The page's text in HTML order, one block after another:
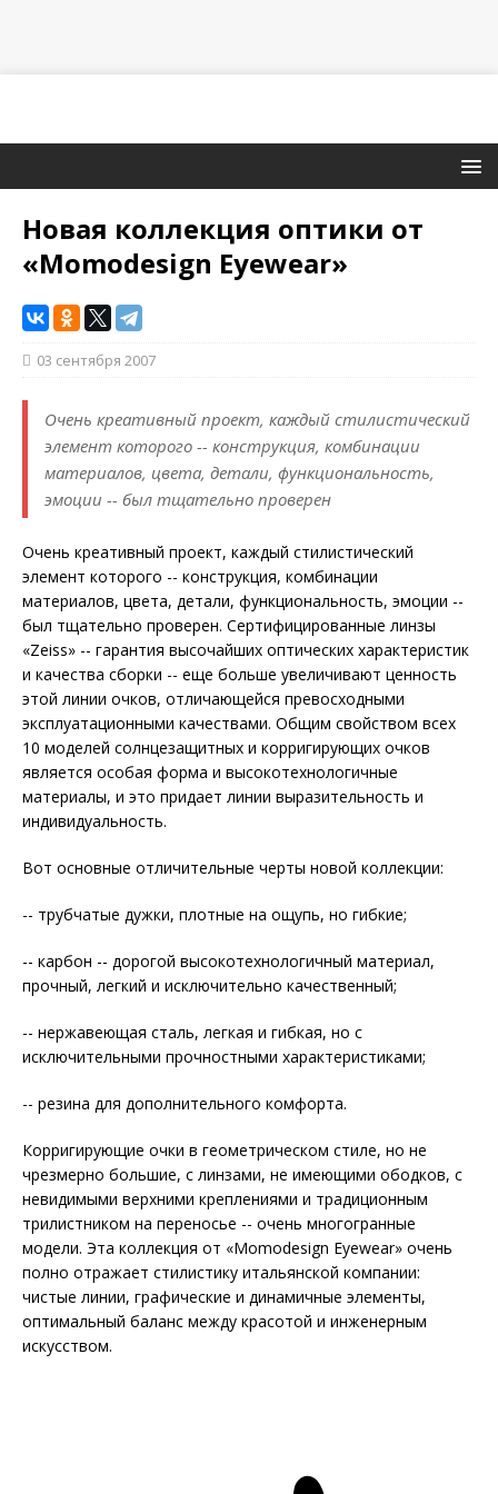
Новая коллекция оптики от
«Momodesign Eyewear»
03 сентября 2007
Очень креативный проект, каждый стилистический
элемент которого -- конструкция, комбинации
материалов, цвета, детали, функциональность,
эмоции -- был тщательно проверен
Очень креативный проект, каждый стилистический
элемент которого -- конструкция, комбинации
материалов, цвета, детали, функциональность, эмоции --
был тщательно проверен. Сертифицированные линзы
«Zeiss» -- гарантия высочайших оптических характеристик
и качества сборки -- еще больше увеличивают ценность
этой линии очков, отличающейся превосходными
эксплуатационными качествами. Общим свойством всех
10 моделей солнцезащитных и корригирующих очков
является особая форма и высокотехнологичные
материалы, и это придает линии выразительность и
индивидуальность.
Вот основные отличительные черты новой коллекции:
-- трубчатые дужки, плотные на ощупь, но гибкие;
-- карбон -- дорогой высокотехнологичный материал,
прочный, легкий и исключительно качественный;
-- нержавеющая сталь, легкая и гибкая, но с
исключительными прочностными характеристиками;
-- резина для дополнительного комфорта.
Корригирующие очки в геометрическом стиле, но не
чрезмерно большие, с линзами, не имеющими ободков, с
невидимыми верхними креплениями и традиционным
трилистником на переносье -- очень многогранные
модели. Эта коллекция от «Momodesign Eyewear» очень
полно отражает стилистику итальянской компании:
чистые линии, графические и динамичные элементы,
оптимальный баланс между красотой и инженерным
искусством.